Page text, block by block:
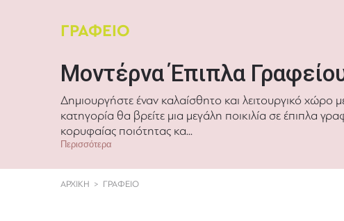
ΓΡΑΦΕΙΟ
Μοντέρνα Έπιπλα
Δημιουργήστε έναν καλαίσθητο και λειτουργικό
κατηγορία θα βρείτε μια μεγάλη ποικιλία σε έπιπλα
κορυφαίας ποιότητας κα...
Περισσότερα
ΑΡΧΙΚΗ > ΓΡΑΦΕΙΟ